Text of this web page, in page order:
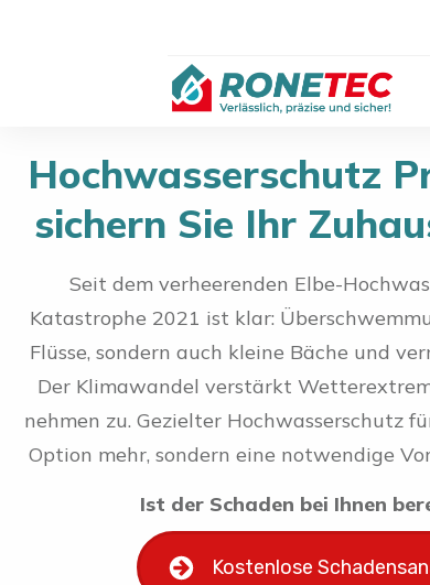
Hochwasserschutz
sichern Sie Ihr
Seit dem verheerenden Elbe-
Katastrophe 2021 ist klar:
Flüsse, sondern auch kleine Bäche und
Der Klimawandel verstärkt
nehmen zu. Gezielter Hochwasserschutz
Option mehr, sondern eine notwendige
Ist der Schaden bei Ihnen
Kostenlose